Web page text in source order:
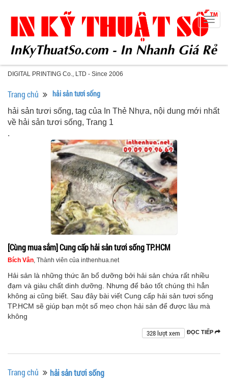
DIGITAL PRINTING Co., LTD - Since 2006
Trang chủ hải sản tươi sống
hải sản tươi sống, tag của In Thẻ Nhựa, nội dung mới nhất
về hải sản tươi sống, Trang 1
.
[Cùng mua sắm] Cung cấp hải sản tươi sống TP.HCM
Bích Vân, Thành viên của inthenhua.net
Hải sản là những thức ăn bổ dưỡng bởi hải sản chứa rất nhiều
đạm và giàu chất dinh dưỡng. Nhưng để bảo tốt chúng thì hẳn
không ai cũng biết. Sau đây bài viết Cung cấp hải sản tươi sống
TP.HCM sẽ giúp bạn một số mẹo chọn hải sản để được lâu mà
không
ĐỌC TIẾP
328 lượt xem
Trang chủ hải sản tươi sống